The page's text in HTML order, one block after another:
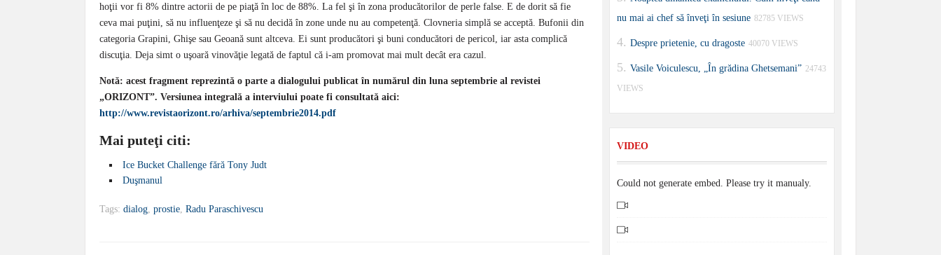
hoţii vor fi 8% dintre actorii de pe piaţă în loc de 88%. La fel şi în zona producătorilor de perle false. E de dorit să fie
ceva mai puţini, să nu influenţeze şi să nu decidă în zone unde nu au competenţă. Clovneria simplă se acceptă. Bufonii din
categoria Grapini, Ghişe sau Geoană sunt altceva. Ei sunt producători şi buni conducători de pericol, iar asta complică
discuţia. Deja simt o uşoară vinovăţie legată de faptul că i-am promovat mai mult decât era cazul.
Notă: acest fragment reprezintă o parte a dialogului publicat în numărul din luna septembrie al revistei
„ORIZONT”. Versiunea integrală a interviului poate fi consultată aici:
http://www.revistaorizont.ro/arhiva/septembrie2014.pdf
Mai puteţi citi:
Ice Bucket Challenge fără Tony Judt
Duşmanul
Tags: dialog, prostie, Radu Paraschivescu
nu mai ai chef să înveţi în sesiune 82785 VIEWS
Despre prietenie, cu dragoste 40070 VIEWS
Vasile Voiculescu, „În grădina Ghetsemani” 24743
VIEWS
VIDEO
Could not generate embed. Please try it manualy.